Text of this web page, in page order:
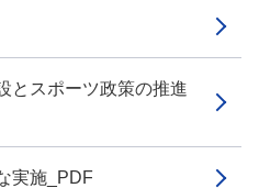
スポーツ政策の推進
実施_PDF